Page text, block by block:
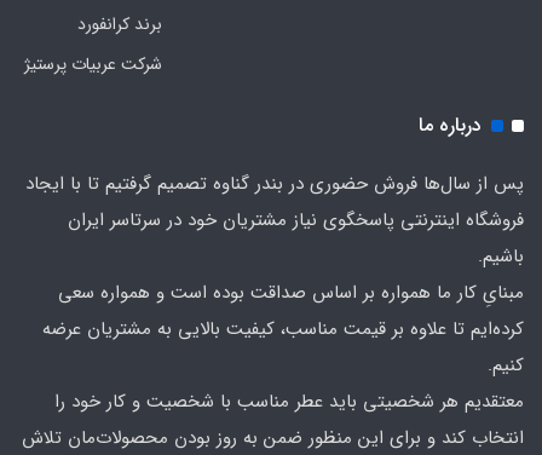
برند کرانفورد
شرکت عربیات پرستیژ
درباره ما
پس از سال‌ها فروش حضوری در بندر گناوه تصمیم گرفتیم تا با ایجاد
فروشگاه اینترنتی پاسخگوی نیاز مشتریان خود در سرتاسر ایران
باشیم.
مبنایِ کار ما همواره بر اساس صداقت بوده است و همواره سعی
کرده‌ایم تا علاوه بر قیمت مناسب، کیفیت بالایی به مشتریان عرضه
کنیم.
معتقدیم هر شخصیتی باید عطر مناسب با شخصیت و کار خود را
انتخاب کند و برای این منظور ضمن به روز بودن محصولات‌مان تلاش